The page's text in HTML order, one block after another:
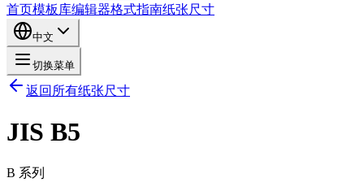
首页模板库编辑器格式指南纸张尺寸
中文
切换菜单
返回所有纸张尺寸
JIS B5
B 系列